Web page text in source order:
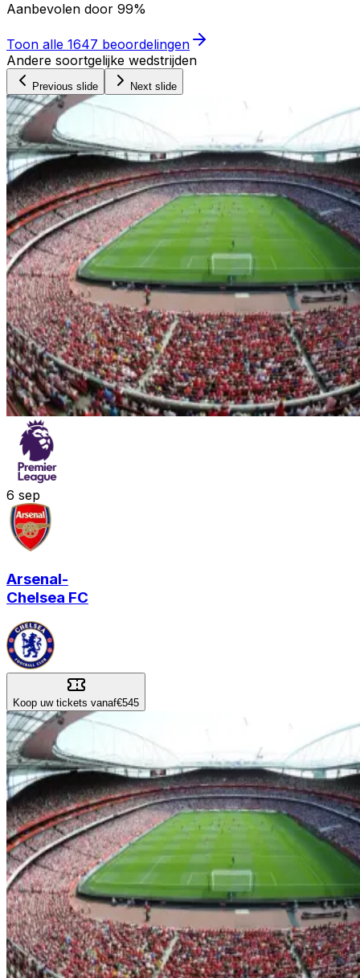
Aanbevolen door 99%
Toon alle 1647 beoordelingen
Andere soortgelijke wedstrijden
Previous slide Next slide
6 sep
Arsenal-
Chelsea FC
Koop uw tickets vanaf€545